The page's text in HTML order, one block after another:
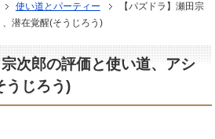
使い道とパーティー
【パズドラ】瀬田宗
潜在覚醒(そうじろう)
次郎の評価と使い道、アシ
うじろう)